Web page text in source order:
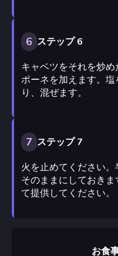
6 ステップ 6
キャベツをそれを炒
ポーネを加えます。
り、混ぜます。
7 ステップ 7
火を止めてください
そのままにしておき
て提供してください。
お食